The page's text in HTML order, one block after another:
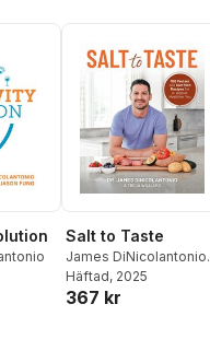
Totalt antal röster:
Salt to Taste
James DiNicolantonio,
Tricia Williams
Häftad, 2025
367 kr